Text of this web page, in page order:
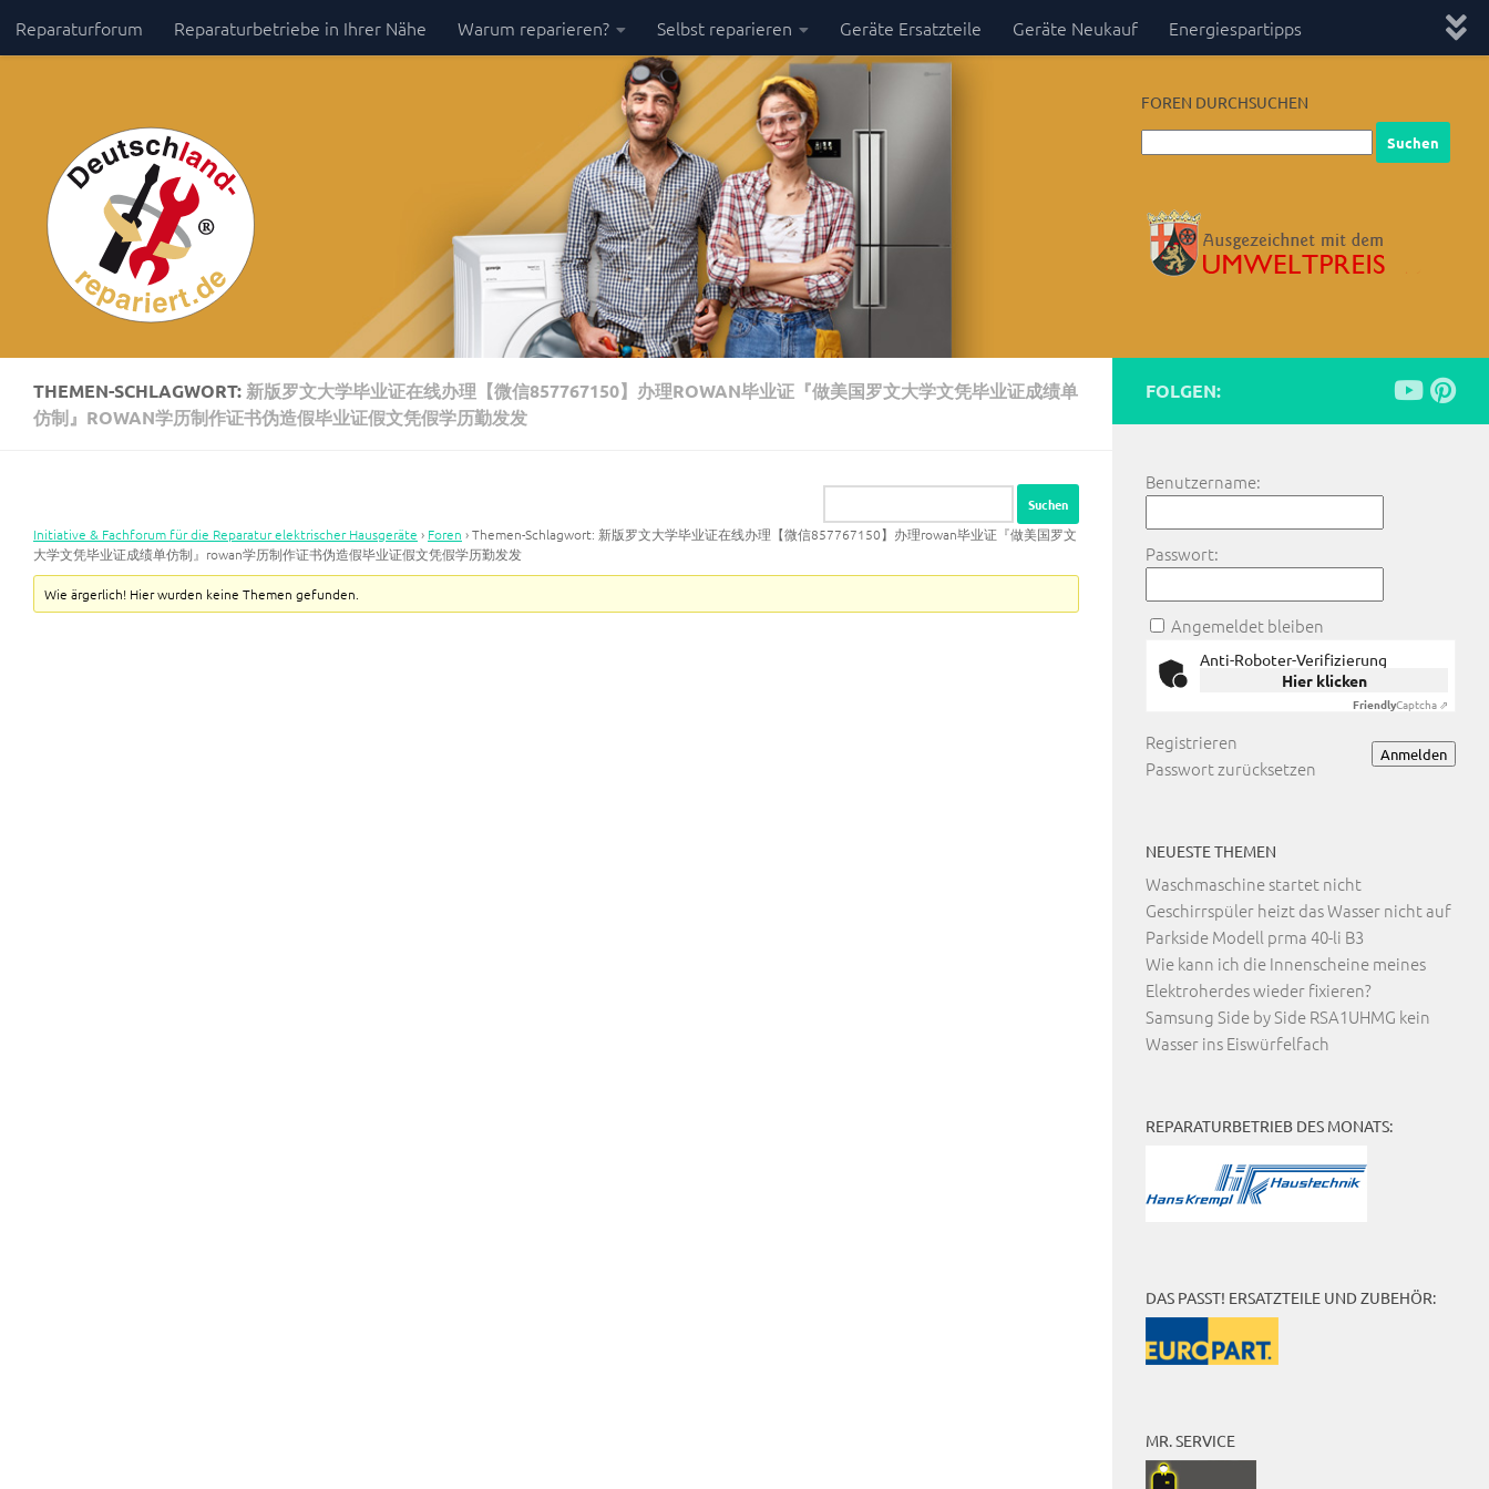
Zum Inhalt springen
Reparaturforum Reparaturbetriebe in Ihrer Nähe Warum reparieren? Selbst reparieren Geräte Ersatzteile Geräte Neukauf Energiespartipps
FOREN DURCHSUCHEN
THEMEN-SCHLAGWORT: 新版罗文大学毕业证在线办理【微信857767150】办理ROWAN毕业证『做美国罗文大学文凭毕业证成绩单
仿制』ROWAN学历制作证书伪造假毕业证假文凭假学历勤发发
Initiative & Fachforum für die Reparatur elektrischer Hausgeräte › Foren ›Themen-Schlagwort: 新版罗文大学毕业证在线办理【微信857767150】办理rowan毕业证『做美国罗文
大学文凭毕业证成绩单仿制』rowan学历制作证书伪造假毕业证假文凭假学历勤发发
Wie ärgerlich! Hier wurden keine Themen gefunden.
FOLGEN:
Benutzername:
Passwort:
Angemeldet bleiben
Anti-Roboter-Verifizierung
Hier klicken
FriendlyCaptcha ⇗
Anmelden
Registrieren
Passwort zurücksetzen
NEUESTE THEMEN
Waschmaschine startet nicht
Geschirrspüler heizt das Wasser nicht auf
Parkside Modell prma 40-li B3
Wie kann ich die Innenscheine meines
Elektroherdes wieder fixieren?
Samsung Side by Side RSA1UHMG kein
Wasser ins Eiswürfelfach
REPARATURBETRIEB DES MONATS:
DAS PASST! ERSATZTEILE UND ZUBEHÖR:
MR. SERVICE